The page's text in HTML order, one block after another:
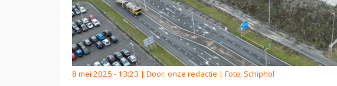
8 mei 2025 - 13:23 | Door: onze redactie | Foto: Schiphol